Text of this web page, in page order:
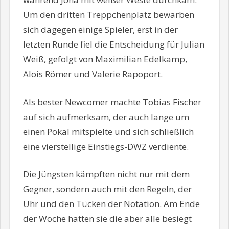
Um den dritten Treppchenplatz bewarben
sich dagegen einige Spieler, erst in der
letzten Runde fiel die Entscheidung für Julian
Weiß, gefolgt von Maximilian Edelkamp,
Alois Römer und Valerie Rapoport.
Als bester Newcomer machte Tobias Fischer
auf sich aufmerksam, der auch lange um
einen Pokal mitspielte und sich schließlich
eine vierstellige Einstiegs-DWZ verdiente.
Die Jüngsten kämpften nicht nur mit dem
Gegner, sondern auch mit den Regeln, der
Uhr und den Tücken der Notation. Am Ende
der Woche hatten sie die aber alle besiegt